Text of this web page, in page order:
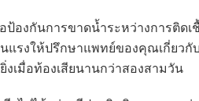
องกันการขาดน้ำระหว่างการติดเ
รงให้ปรึกษาแพทย์ของคุณเกี่ยวกั
งเมื่อท้องเสียนานกว่าสองสามวัน